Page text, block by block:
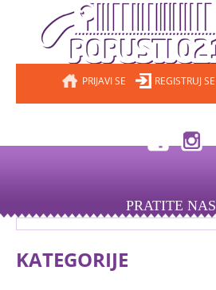
PRIJAVI SE REGISTRUJ SE
PRATITE NAS
KATEGORIJE